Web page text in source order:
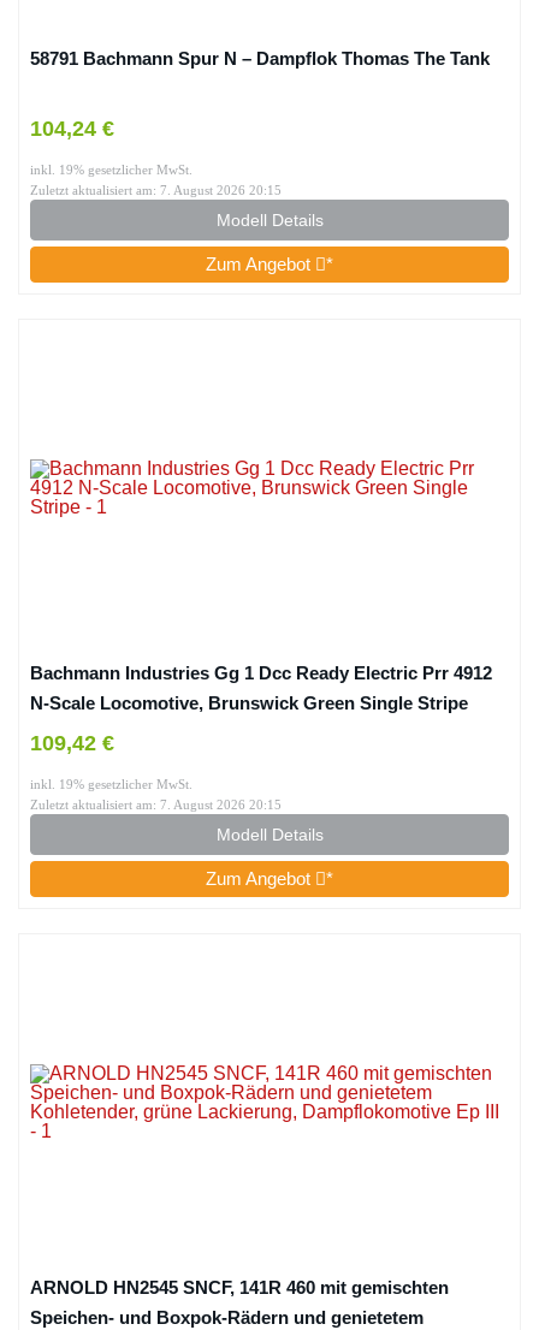
58791 Bachmann Spur N – Dampflok Thomas The Tank
104,24 €
inkl. 19% gesetzlicher MwSt.
Zuletzt aktualisiert am: 7. August 2026 20:15
Modell Details
Zum Angebot *
Bachmann Industries Gg 1 Dcc Ready Electric Prr 4912
N-Scale Locomotive, Brunswick Green Single Stripe
109,42 €
inkl. 19% gesetzlicher MwSt.
Zuletzt aktualisiert am: 7. August 2026 20:15
Modell Details
Zum Angebot *
ARNOLD HN2545 SNCF, 141R 460 mit gemischten
Speichen- und Boxpok-Rädern und genietetem